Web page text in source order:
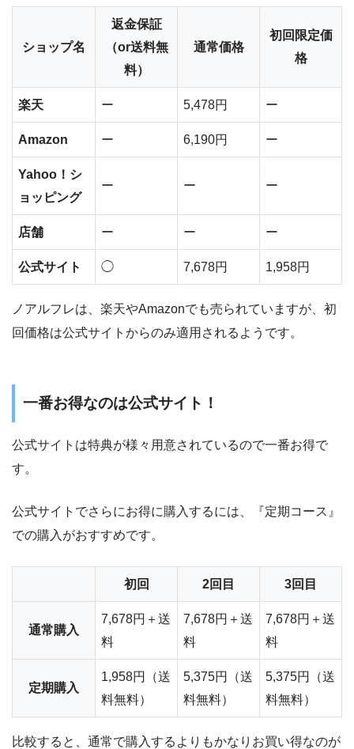
ショップ名
返金保証
（or送料無
料）
通常価格
初回限定価
格
楽天 ー 5,478円 ー
Amazon ー 6,190円 ー
Yahoo！シ
ョッピング
ー ー ー
店舗 ー ー ー
公式サイト ◯ 7,678円 1,958円
ノアルフレは、楽天やAmazonでも売られていますが、初
回価格は公式サイトからのみ適用されるようです。
一番お得なのは公式サイト！
公式サイトは特典が様々用意されているので一番お得で
す。
公式サイトでさらにお得に購入するには、『定期コース』
での購入がおすすめです。
初回 2回目 3回目
通常購入
7,678円＋送
料
7,678円＋送
料
7,678円＋送
料
定期購入
1,958円（送
料無料）
5,375円（送
料無料）
5,375円（送
料無料）
比較すると、通常で購入するよりもかなりお買い得なのが